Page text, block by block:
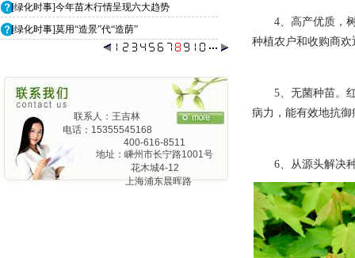
[绿化时事]今年苗木行情呈现六大趋势
[绿化时事]莫用“造景”代“造荫”
联系人：王吉林
电话：15355545168
400-616-8511
地址：嵊州市长宁路1001号
花木城4-12
上海浦东晨晖路
4、高产优质，
种植农户和收购商欢
5、无菌种苗。
病力，能有效地抗御
6、从源头解决